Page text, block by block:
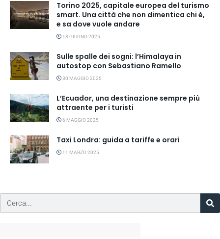
Torino 2025, capitale europea del turismo
smart. Una città che non dimentica chi è,
e sa dove vuole andare
13 GIUGNO 2025
Sulle spalle dei sogni: l’Himalaya in
autostop con Sebastiano Ramello
30 MAGGIO 2025
L’Ecuador, una destinazione sempre più
attraente per i turisti
6 MAGGIO 2025
Taxi Londra: guida a tariffe e orari
11 MARZO 2025